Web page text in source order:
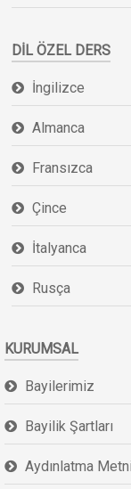
DIL ÖZEL DERS
İngilizce
Almanca
Fransızca
Çince
İtalyanca
Rusça
KURUMSAL
Bayilerimiz
Bayilik Şartları
Aydınlatma Metni